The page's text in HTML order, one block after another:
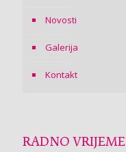
Novosti
Galerija
Kontakt
RADNO VRIJEME